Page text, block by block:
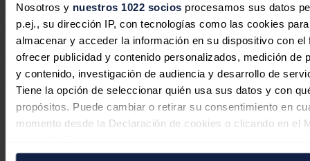
Nosotros y nuestros 1022 socios procesamos sus datos
p.ej., su dirección IP, con tecnologías como las cookies para
almacenar y acceder la información en su dispositivo con el
ofrecer publicidad y contenido personalizados, medición de
y contenido, investigación de audiencia y desarrollo de
Tiene la opción de seleccionar quién usa sus datos y con
propósitos. Puede cambiar o retirar su consentimiento en
momento desde la Declaración de cookies o clicando en el
eléctricos a la flota municipal.
También ha destacado Carabante lo “joven” que es la flota de la
EMT, que se compone de 2.038 autobuses, de loscuales 1.811 son
autobuses propulsados por GNC (un 88,9%), 5 son híbridos
GNC enchufables (0,24%) y 222 son vehículos 100 % eléctricos
(10,9%)
Y es que, ha explicado el delegado, la flota de la EMT tiene una
antigüedad media de 4,55 años, lo que la convierte en la más joven
Noticias relacionadas